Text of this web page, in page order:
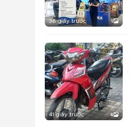
36 giây trước 1
41 giây trước 4